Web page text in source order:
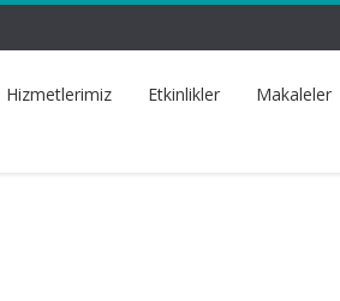
Hizmetlerimiz Etkinlikler Makaleler